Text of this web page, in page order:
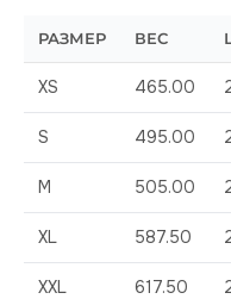
РАЗМЕР ВЕС
XS 465.00
S 495.00
M 505.00
XL 587.50
XXL 617.50